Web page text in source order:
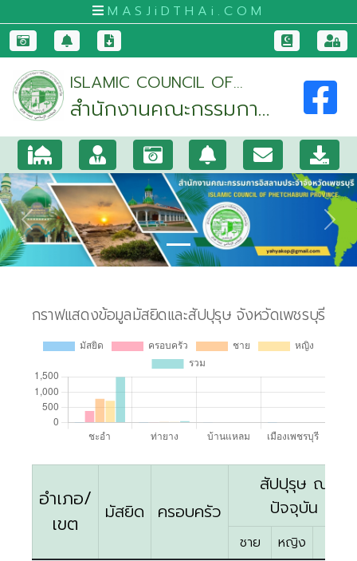
MASJiDTHAi.COM
หน้า
หลัก
มัสยิด
และ
สัป
ปุ
รุษ
กระบี่
กรุงเทพมหานคร
จันทบุรี
ชุมพร
ตรัง
นครนายก
นครศรีธรรมราช
ปัตตานี
พังงา
ISLAMIC COUNCIL OF
PHETCHABURI PROVINCE
สำนักงานคณะกรรมการ
อิสลามประจำจังหวัด
เพชรบุรี
Previous Next
อำเภอ/
เขต
มัสยิด ครอบครัว
สัปปุรุษ ณ
ปัจจุบัน
ชาย หญิง